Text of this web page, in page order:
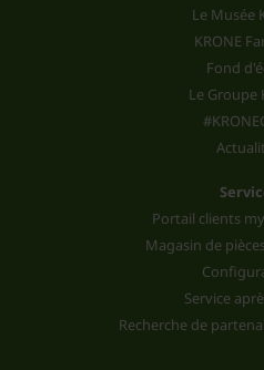
Le Musée
KRONE
Fond
Le Groupe
Portail clients
Magasin de
Service
Recherche de